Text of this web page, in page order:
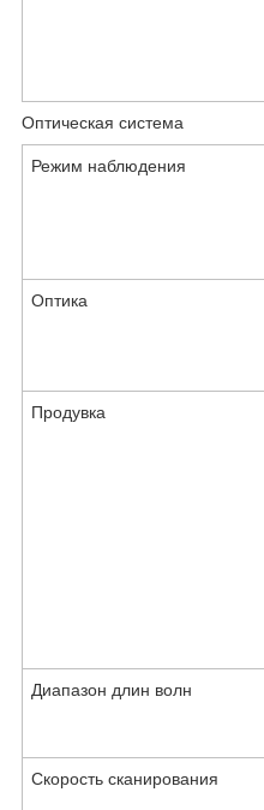
Оптическая система
Режим наблюдения
Оптика
Продувка
Диапазон длин волн
Скорость сканирования